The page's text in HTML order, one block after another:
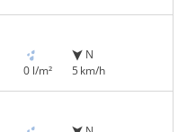
0 l/m²
N
5 km/h